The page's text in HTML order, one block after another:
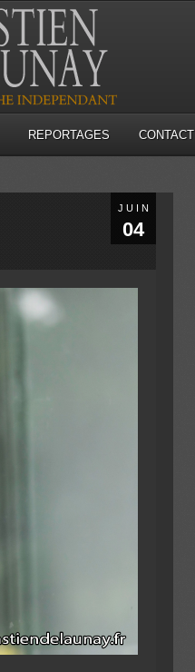
REPORTAGES CONTACT
JUIN
04